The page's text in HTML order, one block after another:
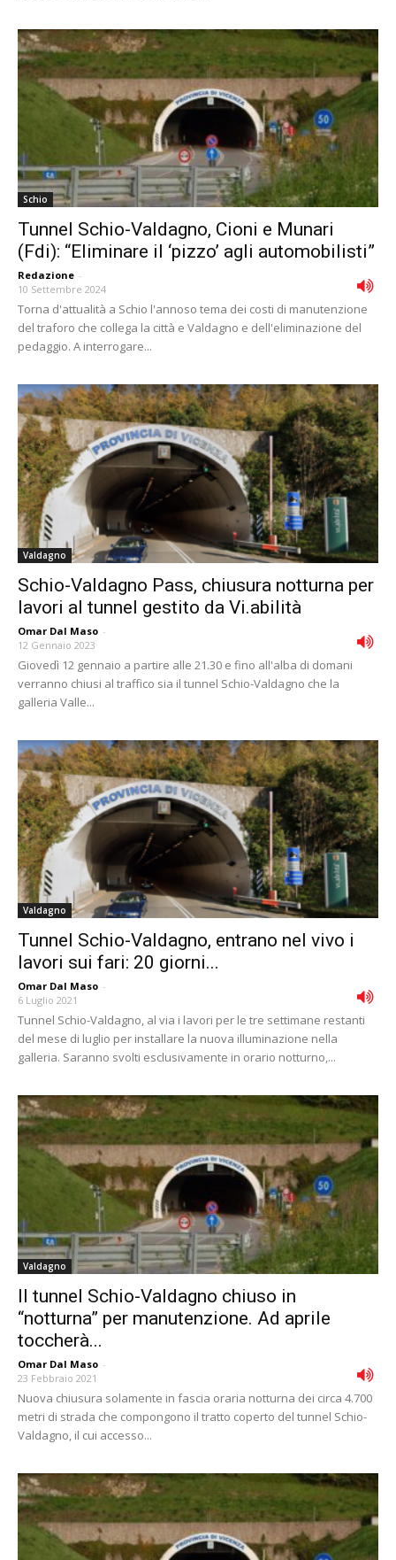
Schio
Tunnel Schio-Valdagno, Cioni e Munari
(Fdi): “Eliminare il ‘pizzo’ agli automobilisti”
Redazione -
10 Settembre 2024
Torna d'attualità a Schio l'annoso tema dei costi di manutenzione
del traforo che collega la città e Valdagno e dell'eliminazione del
pedaggio. A interrogare...
Valdagno
Schio-Valdagno Pass, chiusura notturna per
lavori al tunnel gestito da Vi.abilità
Omar Dal Maso -
12 Gennaio 2023
Giovedì 12 gennaio a partire alle 21.30 e fino all'alba di domani
verranno chiusi al traffico sia il tunnel Schio-Valdagno che la
galleria Valle...
Valdagno
Tunnel Schio-Valdagno, entrano nel vivo i
lavori sui fari: 20 giorni...
Omar Dal Maso -
6 Luglio 2021
Tunnel Schio-Valdagno, al via i lavori per le tre settimane restanti
del mese di luglio per installare la nuova illuminazione nella
galleria. Saranno svolti esclusivamente in orario notturno,...
Valdagno
Il tunnel Schio-Valdagno chiuso in
“notturna” per manutenzione. Ad aprile
toccherà...
Omar Dal Maso -
23 Febbraio 2021
Nuova chiusura solamente in fascia oraria notturna dei circa 4.700
metri di strada che compongono il tratto coperto del tunnel Schio-
Valdagno, il cui accesso...